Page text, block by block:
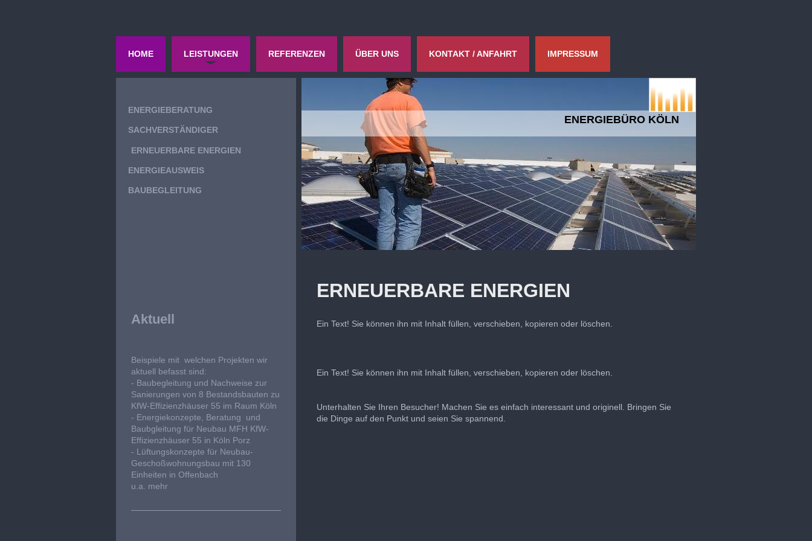
HOME LEISTUNGEN REFERENZEN ÜBER UNS KONTAKT / ANFAHRT IMPRESSUM
ENERGIEBÜRO KÖLN
ERNEUERBARE ENERGIEN
Ein Text! Sie können ihn mit Inhalt füllen, verschieben, kopieren oder löschen.
Ein Text! Sie können ihn mit Inhalt füllen, verschieben, kopieren oder löschen.
Unterhalten Sie Ihren Besucher! Machen Sie es einfach interessant und originell. Bringen Sie
die Dinge auf den Punkt und seien Sie spannend.
ENERGIEBERATUNG
SACHVERSTÄNDIGER
ERNEUERBARE ENERGIEN
ENERGIEAUSWEIS
BAUBEGLEITUNG
Aktuell
Beispiele mit welchen Projekten wir
aktuell befasst sind:
- Baubegleitung und Nachweise zur
Sanierungen von 8 Bestandsbauten zu
KfW-Effizienzhäuser 55 im Raum Köln
- Energiekonzepte, Beratung und
Baubgleitung für Neubau MFH KfW-
Effizienzhäuser 55 in Köln Porz
- Lüftungskonzepte für Neubau-
Geschoßwohnungsbau mit 130
Einheiten in Offenbach
u.a. mehr